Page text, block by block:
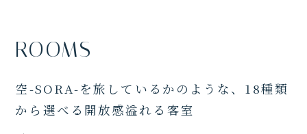
ROOMS
空-SORA-を旅しているかのような、18種類
から選べる開放感溢れる客室
FAMILY SUITE